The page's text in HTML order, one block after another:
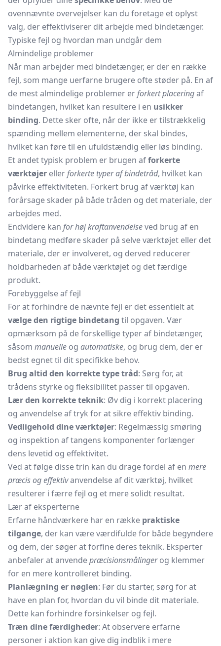
ovennævnte overvejelser kan du foretage et oplyst
valg, der effektiviserer dit arbejde med bindetænger.
Typiske fejl og hvordan man undgår dem
Almindelige problemer
Når man arbejder med bindetænger, er der en række
fejl, som mange uerfarne brugere ofte støder på. En af
de mest almindelige problemer erforkert placeringaf
bindetangen, hvilket kan resultere i en usikker
binding. Dette sker ofte, når der ikke er tilstrækkelig
spænding mellem elementerne, der skal bindes,
hvilket kan føre til en ufuldstændig eller løs binding.
Et andet typisk problem er brugen afforkerte
værktøjer ellerforkerte typer af bindetråd, hvilket kan
påvirke effektiviteten. Forkert brug af værktøj kan
forårsage skader på både tråden og det materiale, der
arbejdes med.
Endvidere kan for høj kraftanvendelseved brug af en
bindetang medføre skader på selve værktøjet eller det
materiale, der er involveret, og derved reducerer
holdbarheden af både værktøjet og det færdige
produkt.
Forebyggelse af fejl
For at forhindre de nævnte fejl er det essentielt at
vælge den rigtige bindetang til opgaven. Vær
opmærksom på de forskellige typer af bindetænger,
såsom manuelle og automatiske, og brug dem, der er
bedst egnet til dit specifikke behov.
Brug altid den korrekte type tråd: Sørg for, at
trådens styrke og fleksibilitet passer til opgaven.
Lær den korrekte teknik: Øv dig i korrekt placering
og anvendelse af tryk for at sikre effektiv binding.
Vedligehold dine værktøjer: Regelmæssig smøring
og inspektion af tangens komponenter forlænger
dens levetid og effektivitet.
Ved at følge disse trin kan du drage fordel af en mere
præcis og effektivanvendelse af dit værktøj, hvilket
resulterer i færre fejl og et mere solidt resultat.
Lær af eksperterne
Erfarne håndværkere har en række praktiske
tilgange, der kan være værdifulde for både begyndere
og dem, der søger at forfine deres teknik. Eksperter
anbefaler at anvendepræcisionsmålingerog klemmer
for en mere kontrolleret binding.
Planlægning er nøglen: Før du starter, sørg for at
have en plan for, hvordan du vil binde dit materiale.
Dette kan forhindre forsinkelser og fejl.
Træn dine færdigheder: At observere erfarne
personer i aktion kan give dig indblik i mere